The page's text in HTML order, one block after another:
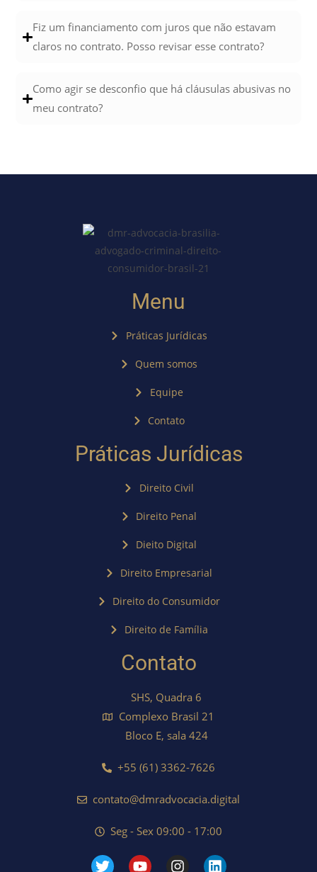
Fiz um financiamento com juros que não estavam
claros no contrato. Posso revisar esse contrato?
Como agir se desconfio que há cláusulas abusivas no
meu contrato?
Menu
Práticas Jurídicas
Quem somos
Equipe
Contato
Práticas Jurídicas
Direito Civil
Direito Penal
Dieito Digital
Direito Empresarial
Direito do Consumidor
Direito de Família
Contato
SHS, Quadra 6
Complexo Brasil 21
Bloco E, sala 424
+55 (61) 3362-7626
contato@dmradvocacia.digital
Seg - Sex 09:00 - 17:00